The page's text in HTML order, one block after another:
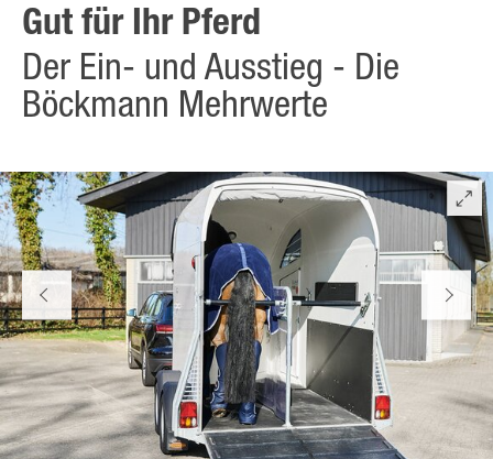
Gut für Ihr Pferd
Der Ein- und Ausstieg - Die
Böckmann Mehrwerte